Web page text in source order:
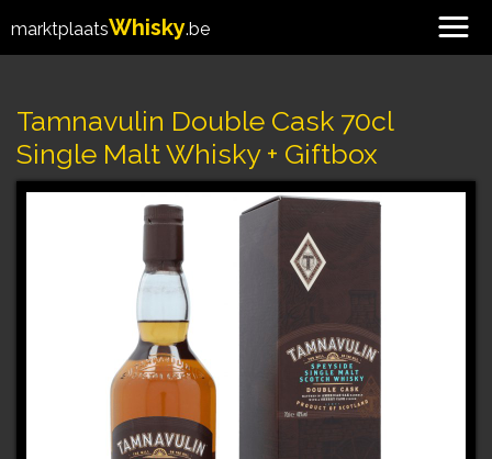
marktplaatsWhisky.be
Tamnavulin Double Cask 70cl
Single Malt Whisky + Giftbox